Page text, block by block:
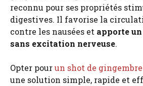
reconnu pour ses propriétés
digestives. Il favorise la
contre les nausées et apporte
sans excitation nerveuse.
Opter pourun shot de
une solution simple, rapide et